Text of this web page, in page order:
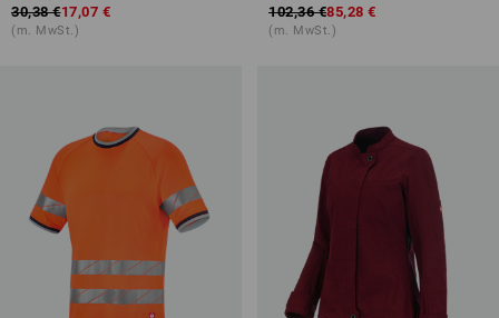
30,38 €17,07 €
(m. MwSt.)
102,36 €85,28 €
(m. MwSt.)